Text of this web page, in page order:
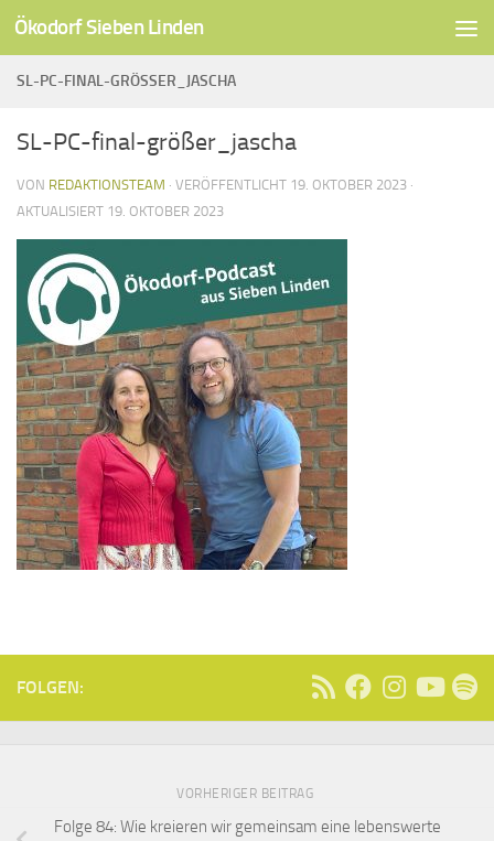
Unter dem Inhalt
Ökodorf Sieben Linden
SL-PC-FINAL-GRÖSSER_JASCHA
SL-PC-final-größer_jascha
VON REDAKTIONSTEAM · VERÖFFENTLICHT 19. OKTOBER 2023 ·
AKTUALISIERT 19. OKTOBER 2023
FOLGEN:
VORHERIGER BEITRAG
Folge 84: Wie kreieren wir gemeinsam eine lebenswerte